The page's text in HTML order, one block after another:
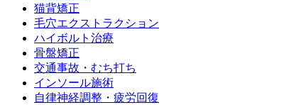
猫背矯正
毛穴エクストラクション
ハイボルト治療
骨盤矯正
交通事故・むち打ち
インソール施術
自律神経調整・疲労回復